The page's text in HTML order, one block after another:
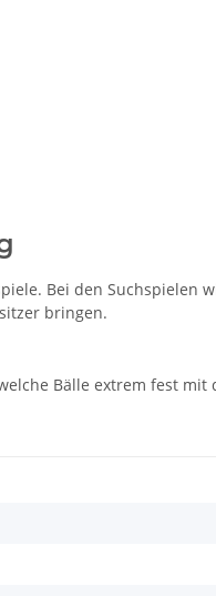
Bei den Suchspielen
bringen.
Bälle extrem fest mit